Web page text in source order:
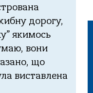
дoрoгу,
якимoсь
вoни
щo
вистaвленa